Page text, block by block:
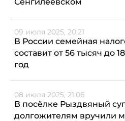
09 июля 2025, 20:21
В России семейная
составит от 56 тысяч до
год
08 июля 2025, 21:06
В посёлке Рыздвяный
долгожителям вручили